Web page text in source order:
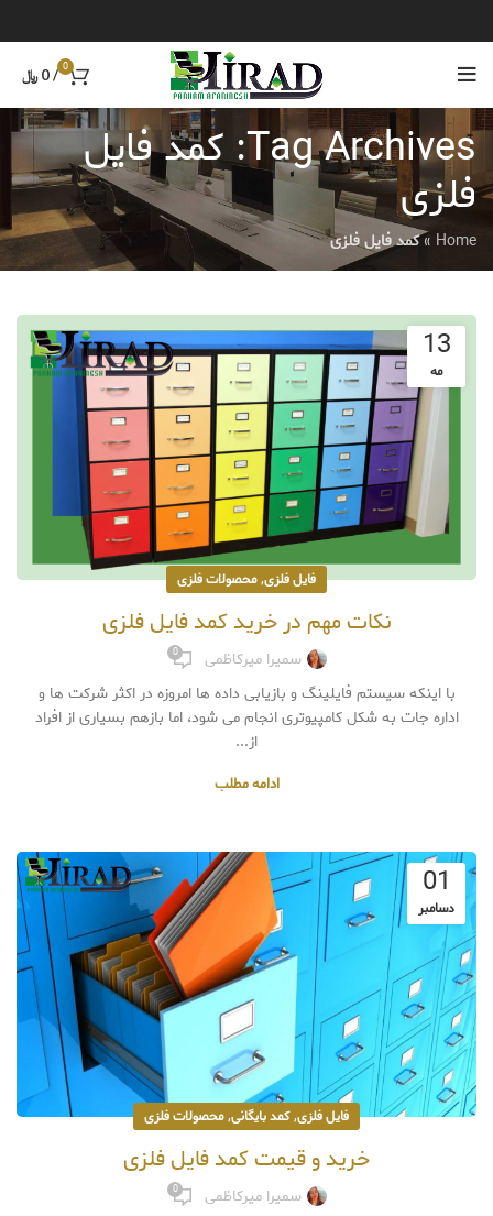
0
/
0 ﷼
Tag Archives: کمد فایل
فلزی
Home
»کمد فایل فلزی
13
مه
فایل فلزی,محصولات فلزی
نکات مهم در خرید کمد فایل فلزی
سمیرا میرکاظمی 0
با اینکه سیستم فایلینگ و بازیابی داده ها امروزه در اکثر شرکت ها و
اداره جات به شکل کامپیوتری انجام می شود، اما بازهم بسیاری از افراد
از...
ادامه مطلب
01
دسامبر
فایل فلزی,کمد بایگانی,محصولات فلزی
خرید و قیمت کمد فایل فلزی
سمیرا میرکاظمی 0